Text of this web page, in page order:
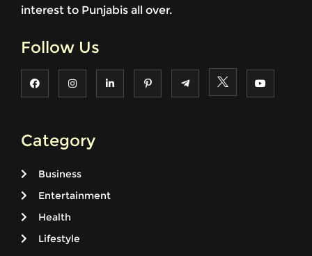
interest to Punjabis all over.
Follow Us
Category
Business
Entertainment
Health
Lifestyle